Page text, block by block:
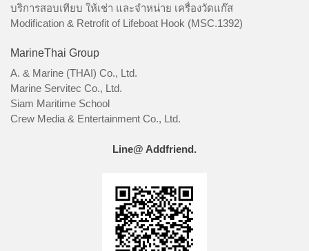
บริการสอบเทียบ ให้เช่า และจำหน่าย เครื่องวัดแก๊ส
Modification & Retrofit of Lifeboat Hook (MSC.1392)
MarineThai Group
A. & Marine (THAI) Co., Ltd.
Marine Servitec Co., Ltd.
Siam Maritime School
Crew Media & Entertainment Co., Ltd.
Line@ Addfriend.